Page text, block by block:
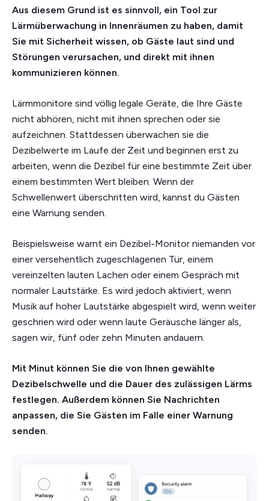
Aus diesem Grund ist es sinnvoll, ein Tool zur
Lärmüberwachung in Innenräumen zu haben, damit
Sie mit Sicherheit wissen, ob Gäste laut sind und
Störungen verursachen, und direkt mit ihnen
kommunizieren können.
Lärmmonitore sind völlig legale Geräte, die Ihre Gäste
nicht abhören, nicht mit ihnen sprechen oder sie
aufzeichnen. Stattdessen überwachen sie die
Dezibelwerte im Laufe der Zeit und beginnen erst zu
arbeiten, wenn die Dezibel für eine bestimmte Zeit über
einem bestimmten Wert bleiben. Wenn der
Schwellenwert überschritten wird, kannst du Gästen
eine Warnung senden.
Beispielsweise warnt ein Dezibel-Monitor niemanden vor
einer versehentlich zugeschlagenen Tür, einem
vereinzelten lauten Lachen oder einem Gespräch mit
normaler Lautstärke. Es wird jedoch aktiviert, wenn
Musik auf hoher Lautstärke abgespielt wird, wenn weiter
geschrien wird oder wenn laute Geräusche länger als,
sagen wir, fünf oder zehn Minuten andauern.
Mit Minut können Sie die von Ihnen gewählte
Dezibelschwelle und die Dauer des zulässigen Lärms
festlegen. Außerdem können Sie Nachrichten
anpassen, die Sie Gästen im Falle einer Warnung
senden.